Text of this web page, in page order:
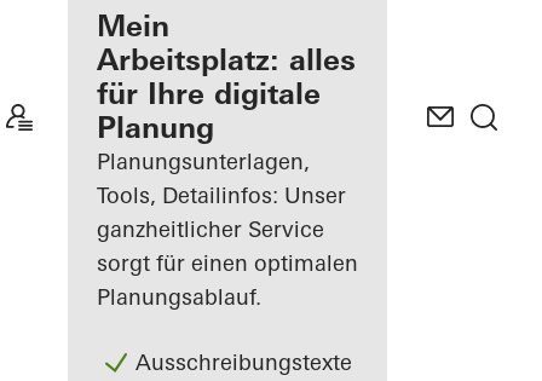
Ihre Vorteile als
angemeldeter
Architekt
Mein
Arbeitsplatz
kennenlernen
Mein
Arbeitsplatz: alles
für Ihre digitale
Planung
Planungsunterlagen,
Tools, Detailinfos: Unser
ganzheitlicher Service
sorgt für einen optimalen
Planungsablauf.
Ausschreibungstexte